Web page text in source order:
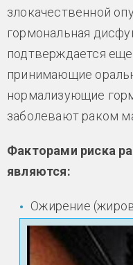
злокачественной
гормональная
подтверждается
принимающие
нормализующие
заболевают раком
Факторами риска
являются:
Ожирение